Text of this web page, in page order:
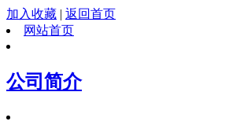
加入收藏 | 返回首页
网站首页
公司简介